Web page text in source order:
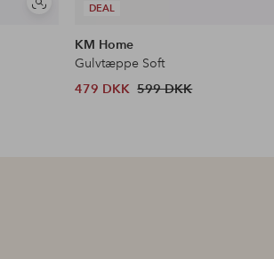
Se
DEAL
KM Home
Gulvtæppe Soft
479 DKK 599 DKK